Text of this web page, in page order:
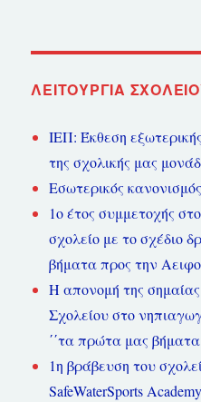
για
ΛΕΙΤΟΥΡΓΊΑ
ΙΕΠ: Έκθεση
της σχολικής μας
Εσωτερικός
1ο έτος συμμετοχής
σχολείο με το σχέδιο
βήματα προς την
Η απονομή της
Σχολείου στο
΄΄τα πρώτα μας
1η βράβευση του
SafeWaterSports Academy